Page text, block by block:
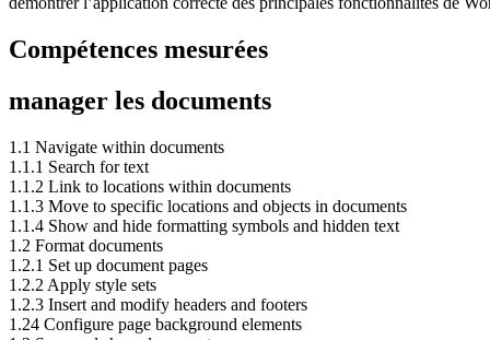
Compétences mesurées
manager les documents
1.1 Navigate within documents
1.1.1 Search for text
1.1.2 Link to locations within documents
1.1.3 Move to specific locations and objects in documents
1.1.4 Show and hide formatting symbols and hidden text
1.2 Format documents
1.2.1 Set up document pages
1.2.2 Apply style sets
1.2.3 Insert and modify headers and footers
1.24 Configure page background elements